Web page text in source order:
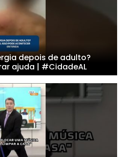
depois de adulto?
ajuda | #CidadeAL